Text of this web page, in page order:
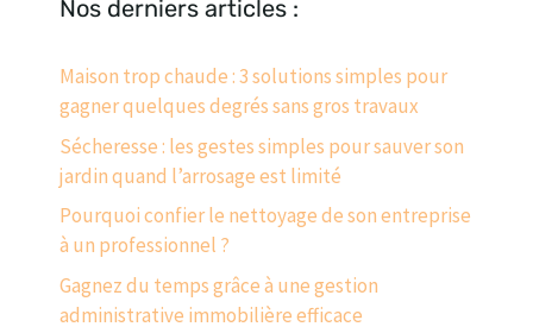
Nos derniers articles :
Maison trop chaude : 3 solutions simples pour
gagner quelques degrés sans gros travaux
Sécheresse : les gestes simples pour sauver son
jardin quand l’arrosage est limité
Pourquoi confier le nettoyage de son entreprise
à un professionnel ?
Gagnez du temps grâce à une gestion
administrative immobilière efficace